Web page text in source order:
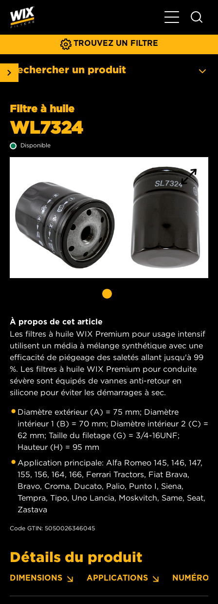
Basculer la
TROUVEZ UN FILTRE
Rechercher un produit
Filtre à huile
WL7324
Disponible
À propos de cet article
Les filtres à huile WIX Premium pour usage intensif
utilisent un média à mélange synthétique avec une
efficacité de piégeage des saletés allant jusqu'à 99
%. Les filtres à huile WIX Premium pour conduite
sévère sont équipés de vannes anti-retour en
silicone pour éviter les démarrages à sec.
Diamètre extérieur (A) = 75 mm; Diamètre
intérieur 1 (B) = 70 mm; Diamètre intérieur 2 (C) =
62 mm; Taille du filetage (G) = 3/4-16UNF;
Hauteur (H) = 95 mm
Application principale: Alfa Romeo 145, 146, 147,
155, 156, 164, 166, Ferrari Tractors, Fiat Brava,
Bravo, Croma, Ducato, Palio, Punto I, Siena,
Tempra, Tipo, Uno Lancia, Moskvitch, Same, Seat,
Zastava
Code GTIN: 5050026346045
Détails du produit
DIMENSIONS APPLICATIONS NUMÉROS